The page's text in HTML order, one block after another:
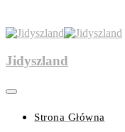
Jidyszland
Strona Główna